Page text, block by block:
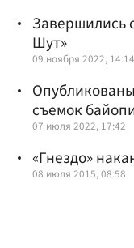
Завершились
Шут»
09 ноября 2022, 14:14
съемок
07 июля 2022, 17:42
«Гнездо»
08 июля 2015, 08:58